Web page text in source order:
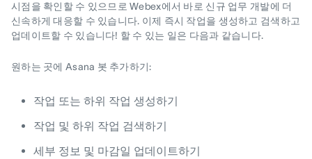
시점을 확인할 수 있으므로 Webex에서 바로 신규 업무 개발에 더
신속하게 대응할 수 있습니다. 이제 즉시 작업을 생성하고 검색하고
업데이트할 수 있습니다! 할 수 있는 일은 다음과 같습니다.
원하는 곳에 Asana 봇 추가하기:
작업 또는 하위 작업 생성하기
작업 및 하위 작업 검색하기
세부 정보 및 마감일 업데이트하기